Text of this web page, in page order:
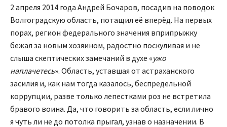
2 апреля 2014 года Андрей Бочаров, посадив на поводок
Волгоградскую область, потащил её вперёд. На первых
порах, регион федерального значения вприпрыжку
бежал за новым хозяином, радостно поскуливая и не
слыша скептических замечаний в духе «ужо
наплачетесь». Область, уставшая от астраханского
засилия и, как нам тогда казалось, беспредельной
коррупции, разве только лепестками роз не встретила
бравого воина. Да, что говорить за область, если лично
я чуть ли не до потолка прыгал, узнав о назначении. В